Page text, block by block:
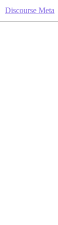
Discourse Meta